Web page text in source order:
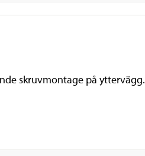
skruvmontage på yttervägg.